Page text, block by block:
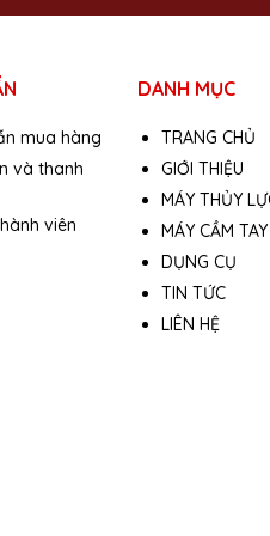
mua hàng
và thanh
viên
DANH MỤC
TRANG CHỦ
GIỚI THIỆU
MÁY THỦY
MÁY CẦM TAY
DỤNG CỤ
TIN TỨC
LIÊN HỆ